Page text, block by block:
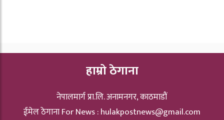
हाम्रो ठेगाना
नेपालमार्ग प्रा.लि. अनामनगर, काठमाडौं
ईमेल ठेगाना For News :hulakpostnews@gmail.com